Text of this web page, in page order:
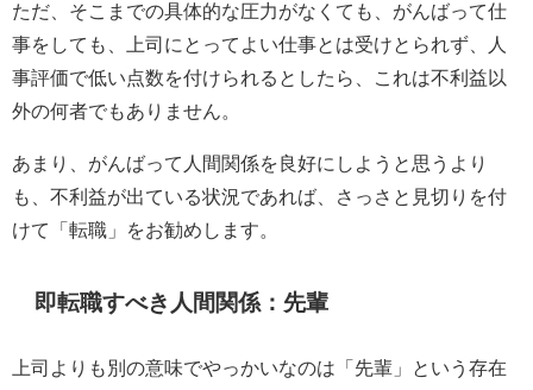
ただ、そこまでの具体的な圧力がなくても、がんばって仕
事をしても、上司にとってよい仕事とは受けとられず、人
事評価で低い点数を付けられるとしたら、これは不利益以
外の何者でもありません。
あまり、がんばって人間関係を良好にしようと思うより
も、不利益が出ている状況であれば、さっさと見切りを付
けて「転職」をお勧めします。
即転職すべき人間関係：先輩
上司よりも別の意味でやっかいなのは「先輩」という存在